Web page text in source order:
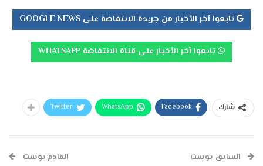
تابعوا آخر الأخبار من جريدة الانتفاضة على GOOGLE NEWS
تابعوا آخر الأخبار على قناة الانتفاضة WHATSAPP
شارك Facebook
WhatsApp
Twitter
السابق بوست القادم بوست